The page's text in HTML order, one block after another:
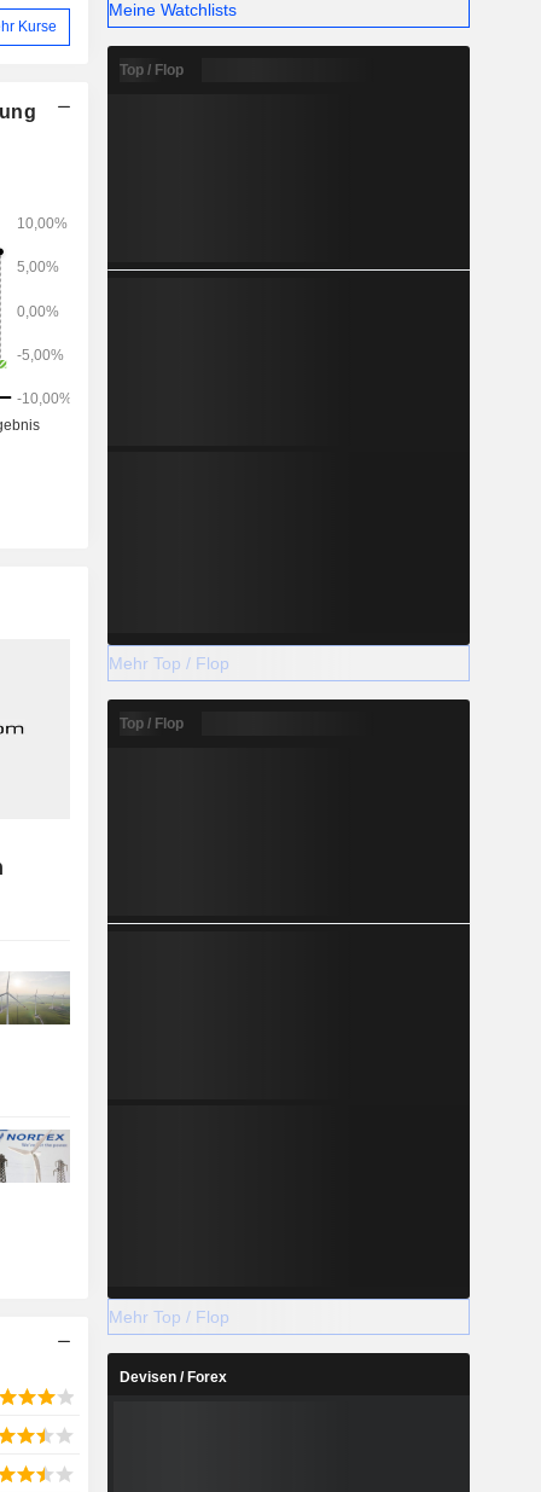
Kurse
Meine Watchlists
Top / Flop
Mehr Top / Flop
Top / Flop
Mehr Top / Flop
Devisen / Forex